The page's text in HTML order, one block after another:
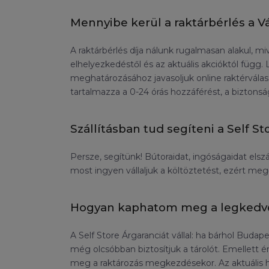
Mennyibe kerül a raktárbérlés a
A raktárbérlés díja nálunk rugalmasan alakul,
elhelyezkedéstől és az aktuális akcióktól
meghatározásához javasoljuk online
tartalmazza a 0-24 órás hozzáférést, a
Szállításban tud segíteni a Self
Persze, segítünk! Bútoraidat, ingóságaidat
most ingyen vállaljuk a költöztetést, ezért
Hogyan kaphatom meg a
A Self Store Árgaranciát vállal: ha bárhol
még olcsóbban biztosítjuk a tárolót. Emellett
meg a raktározás megkezdésekor. Az aktuális